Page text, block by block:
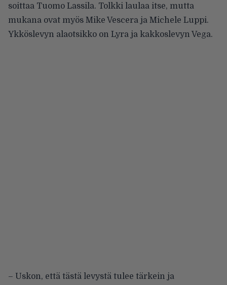
soittaa Tuomo Lassila. Tolkki laulaa itse, mutta
mukana ovat myös Mike Vescera ja Michele Luppi.
Ykköslevyn alaotsikko on Lyra ja kakkoslevyn Vega.
– Uskon, että tästä levystä tulee tärkein ja